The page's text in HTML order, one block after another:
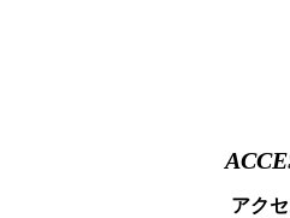
アク